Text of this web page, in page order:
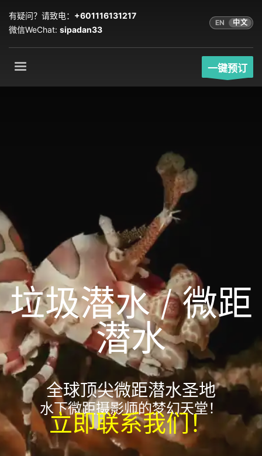
有疑问？请致电： +601116131217
微信WeChat: sipadan33
EN 中文
一键预订
垃圾潜水 / 微距
潜水
全球顶尖微距潜水圣地
水下微距摄影师的梦幻天堂！
立即联系我们！